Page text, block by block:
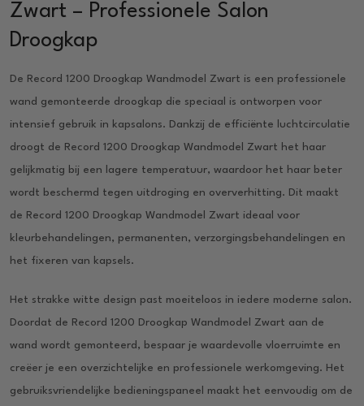
Zwart – Professionele Salon
Droogkap
De Record 1200 Droogkap Wandmodel Zwart is een professionele
wand gemonteerde droogkap die speciaal is ontworpen voor
intensief gebruik in kapsalons. Dankzij de efficiënte luchtcirculatie
droogt de Record 1200 Droogkap Wandmodel Zwart het haar
gelijkmatig bij een lagere temperatuur, waardoor het haar beter
wordt beschermd tegen uitdroging en oververhitting. Dit maakt
de Record 1200 Droogkap Wandmodel Zwart ideaal voor
kleurbehandelingen, permanenten, verzorgingsbehandelingen en
het fixeren van kapsels.
Het strakke witte design past moeiteloos in iedere moderne salon.
Doordat de Record 1200 Droogkap Wandmodel Zwart aan de
wand wordt gemonteerd, bespaar je waardevolle vloerruimte en
creëer je een overzichtelijke en professionele werkomgeving. Het
gebruiksvriendelijke bedieningspaneel maakt het eenvoudig om de